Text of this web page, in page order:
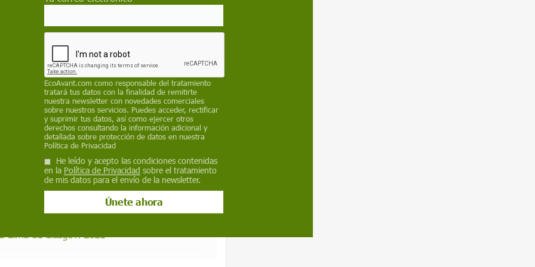
como fuente preferida de Google
forma gratuita.
ACTIVAR AHORA
EMERGENCIA CLIMÁTICA
en la cumbre climática de Glasgow COP26
la ciencia y la sociedad en la COP25
clima de Glasgow 2021
EcoAvant.com como responsable del tratamiento
tratará tus datos con la finalidad de remitirte
nuestra newsletter con novedades comerciales
sobre nuestros servicios. Puedes acceder, rectificar
y suprimir tus datos, así como ejercer otros
derechos consultando la información adicional y
detallada sobre protección de datos en nuestra
Política de Privacidad
He leído y acepto las condiciones contenidas
en la Política de Privacidad sobre el tratamiento
de mis datos para el envío de la newsletter.